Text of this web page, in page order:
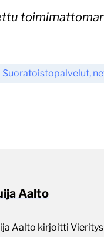
Suoratoistopalvelut,
Aalto
Aalto kirjoitti